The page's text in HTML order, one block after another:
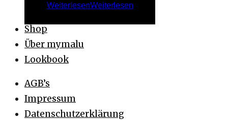
WeiterlesenWeiterlesen
Shop
Über mymalu
Lookbook
AGB’s
Impressum
Datenschutzerklärung